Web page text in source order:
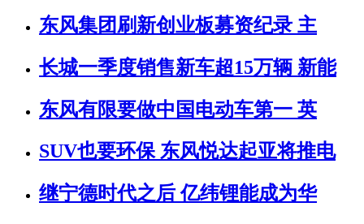
东风集团刷新创业板募资纪录 主
长城一季度销售新车超15万辆 新能
东风有限要做中国电动车第一 英
SUV也要环保 东风悦达起亚将推电
继宁德时代之后 亿纬锂能成为华